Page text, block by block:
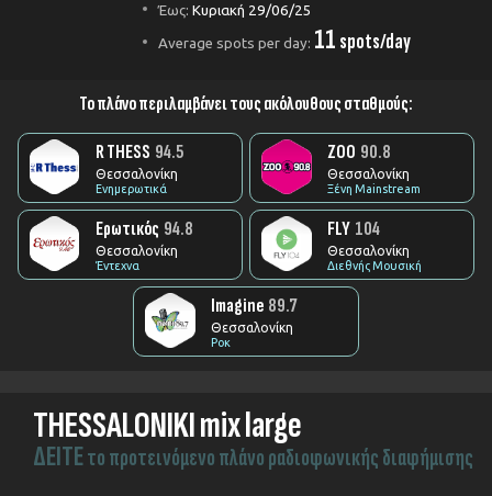
Έως: Κυριακή 29/06/25
Average spots per day: 11 spots/day
Το πλάνο περιλαμβάνει τους ακόλουθους σταθμούς:
R THESS 94.5
Θεσσαλονίκη
Ενημερωτικά
ZOO 90.8
Θεσσαλονίκη
Ξένη Mainstream
Ερωτικός 94.8
Θεσσαλονίκη
Έντεχνα
FLY 104
Θεσσαλονίκη
Διεθνής Μουσική
Imagine 89.7
Θεσσαλονίκη
Ροκ
THESSALONIKI mix large
ΔEITEτο προτεινόμενο πλάνο ραδιοφωνικής διαφήμισης